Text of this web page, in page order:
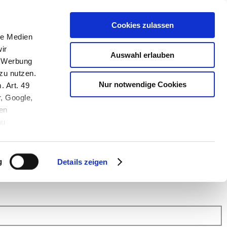
Medien
nutzen.
Art. 49
Google,
Details zeigen
Cookies zulassen
Auswahl erlauben
Nur notwendige Cookies